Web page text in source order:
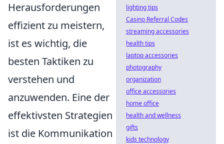
Herausforderungen
effizient zu meistern,
ist es wichtig, die
besten Taktiken zu
verstehen und
anzuwenden. Eine der
effektivsten Strategien
ist die Kommunikation
lighting tips
Casino Referral Codes
streaming accessories
health tips
laptop accessories
photography
organization
office accessories
home office
health and wellness
gifts
kids technology